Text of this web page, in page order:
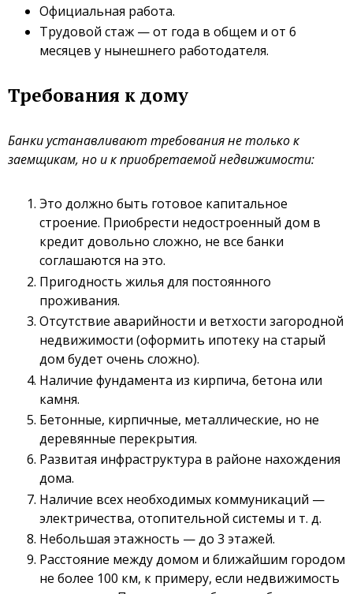
Официальная работа.
Трудовой стаж — от года в общем и от 6
месяцев у нынешнего работодателя.
Требования к дому
Банки устанавливают требования не только к
заемщикам, но и к приобретаемой недвижимости:
Это должно быть готовое капитальное
строение. Приобрести недостроенный дом в
кредит довольно сложно, не все банки
соглашаются на это.
Пригодность жилья для постоянного
проживания.
Отсутствие аварийности и ветхости загородной
недвижимости (оформить ипотеку на старый
дом будет очень сложно).
Наличие фундамента из кирпича, бетона или
камня.
Бетонные, кирпичные, металлические, но не
деревянные перекрытия.
Развитая инфраструктура в районе нахождения
дома.
Наличие всех необходимых коммуникаций —
электричества, отопительной системы и т. д.
Небольшая этажность — до 3 этажей.
Расстояние между домом и ближайшим городом
не более 100 км, к примеру, если недвижимость